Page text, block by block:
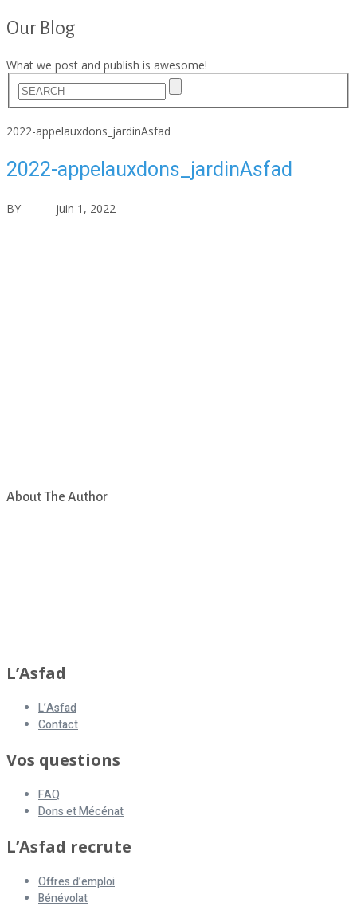
Our Blog
What we post and publish is awesome!
2022-appelauxdons_jardinAsfad
2022-appelauxdons_jardinAsfad
BY juin 1, 2022
About The Author
L’Asfad
L’Asfad
Contact
Vos questions
FAQ
Dons et Mécénat
L’Asfad recrute
Offres d’emploi
Bénévolat